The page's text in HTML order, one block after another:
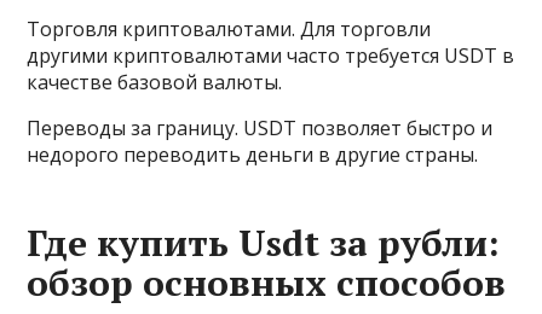
Торговля криптовалютами. Для торговли
другими криптовалютами часто требуется USDT в
качестве базовой валюты.
Переводы за границу. USDT позволяет быстро и
недорого переводить деньги в другие страны.
Где купить Usdt за рубли:
обзор основных способов